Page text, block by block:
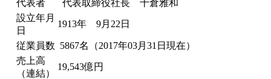
代表者
代表取締役社長 十倉雅和
設立年月
日
1913年 9月22日
従業員数 5867名（2017年03月31日現在）
売上高
（連結）
19,543億円